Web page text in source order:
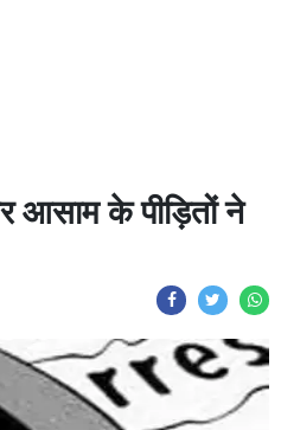
आसाम के पीड़ितों ने